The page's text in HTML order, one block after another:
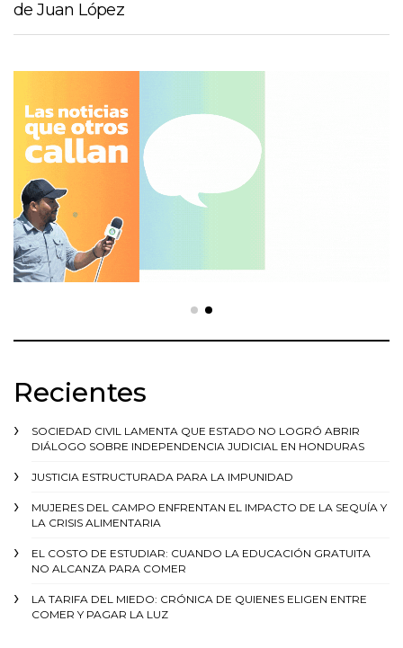
de Juan López
Recientes
SOCIEDAD CIVIL LAMENTA QUE ESTADO NO LOGRÓ ABRIR
DIÁLOGO SOBRE INDEPENDENCIA JUDICIAL EN HONDURAS
JUSTICIA ESTRUCTURADA PARA LA IMPUNIDAD
MUJERES DEL CAMPO ENFRENTAN EL IMPACTO DE LA SEQUÍA Y
LA CRISIS ALIMENTARIA
EL COSTO DE ESTUDIAR: CUANDO LA EDUCACIÓN GRATUITA
NO ALCANZA PARA COMER
LA TARIFA DEL MIEDO: CRÓNICA DE QUIENES ELIGEN ENTRE
COMER Y PAGAR LA LUZ